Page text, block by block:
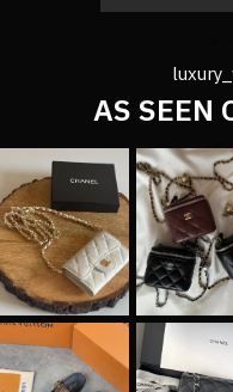
AS SEEN